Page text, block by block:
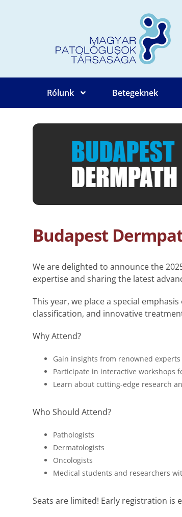
Rólunk Betegeknek
Budapest
We are delighted to announce the
expertise and sharing the latest
This year, we place a special
classification, and innovative
Why Attend?
Gain insights from renowned
Participate in interactive workshops
Learn about cutting-edge research
Who Should Attend?
Pathologists
Dermatologists
Oncologists
Medical students and researchers
Seats are limited! Early registration is